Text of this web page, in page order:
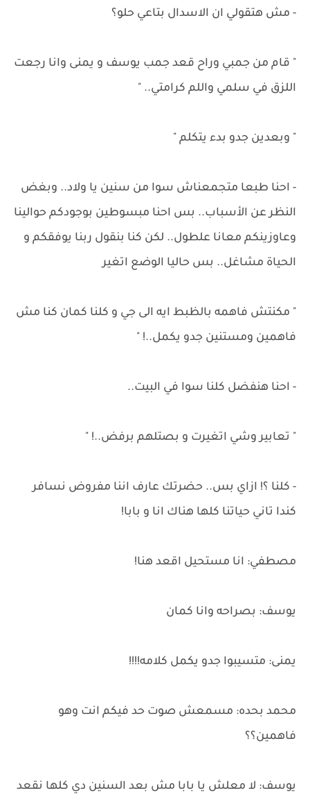
- مش هتقولي ان الاسدال بتاعي حلو؟
" قام من جمبي وراح قعد جمب يوسف و يمنى وانا رجعت
اللزق في سلمي واللم كرامتي.. "
" وبعدين جدو بدء يتكلم "
- احنا طبعا متجمعناش سوا من سنين يا ولاد.. وبغض
النظر عن الأسباب.. بس احنا مبسوطين بوجودكم حوالينا
وعاوزينكم معانا علطول.. لكن كنا بنقول ربنا يوفقكم و
الحياة مشاغل.. بس حاليا الوضع اتغير
" مكنتش فاهمه بالظبط ايه الى جي و كلنا كمان كنا مش
فاهمين ومستنين جدو يكمل..! "
- احنا هنفضل كلنا سوا في البيت..
" تعابير وشي اتغيرت و بصتلهم برفض..! "
- كلنا ؟! ازاي بس.. حضرتك عارف اننا مفروض نسافر
كندا تاني حياتنا كلها هناك انا و بابا!
مصطفي: انا مستحيل اقعد هنا!
يوسف: بصراحه وانا كمان
يمنى: متسيبوا جدو يكمل كلامه!!!!
محمد بحده: مسمعش صوت حد فيكم انت وهو
فاهمين؟؟
يوسف: لا معلش يا بابا مش بعد السنين دي كلها نقعد